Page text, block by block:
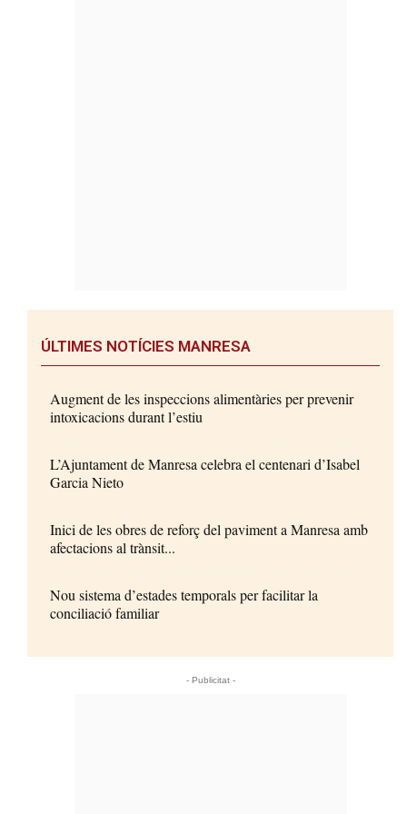
ÚLTIMES NOTÍCIES MANRESA
Augment de les inspeccions alimentàries per prevenir
intoxicacions durant l’estiu
L’Ajuntament de Manresa celebra el centenari d’Isabel
Garcia Nieto
Inici de les obres de reforç del paviment a Manresa amb
afectacions al trànsit...
Nou sistema d’estades temporals per facilitar la
conciliació familiar
- Publicitat -